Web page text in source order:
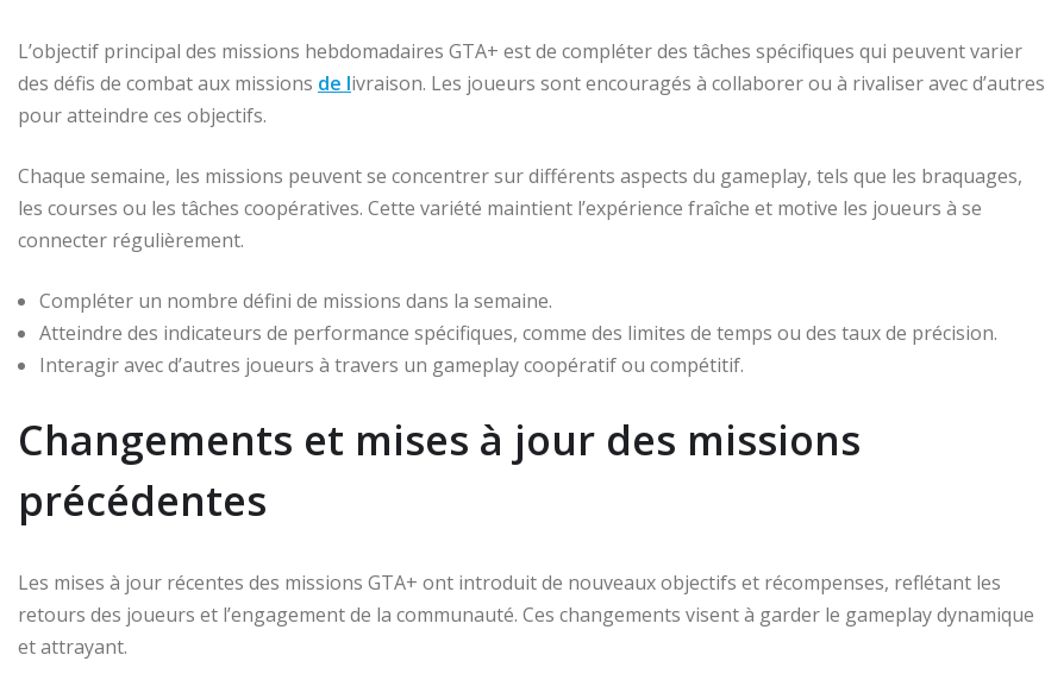
L’objectif principal des missions hebdomadaires GTA+ est de compléter des tâches spécifiques qui peuvent varier
des défis de combat aux missions de livraison. Les joueurs sont encouragés à collaborer ou à rivaliser avec d’autres
pour atteindre ces objectifs.
Chaque semaine, les missions peuvent se concentrer sur différents aspects du gameplay, tels que les braquages,
les courses ou les tâches coopératives. Cette variété maintient l’expérience fraîche et motive les joueurs à se
connecter régulièrement.
Compléter un nombre défini de missions dans la semaine.
Atteindre des indicateurs de performance spécifiques, comme des limites de temps ou des taux de précision.
Interagir avec d’autres joueurs à travers un gameplay coopératif ou compétitif.
Changements et mises à jour des missions
précédentes
Les mises à jour récentes des missions GTA+ ont introduit de nouveaux objectifs et récompenses, reflétant les
retours des joueurs et l’engagement de la communauté. Ces changements visent à garder le gameplay dynamique
et attrayant.